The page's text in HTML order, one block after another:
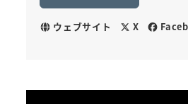
ウェブサイト X